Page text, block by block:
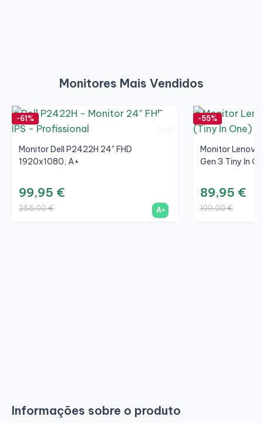
Monitores Mais Vendidos
-61%
Monitor Dell P2422H 24" FHD
1920x1080, A+
99,95 €
255,00 € A+
-55%
Monitor Lenovo
Gen 3 Tiny In
89,95 €
199,00 €
Informações sobre o produto